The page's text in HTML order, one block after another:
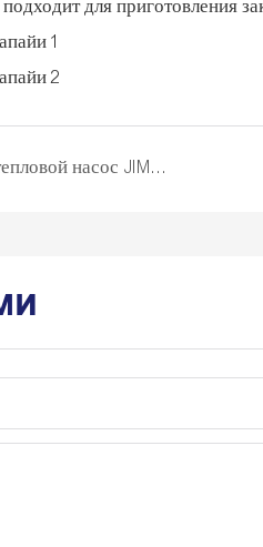
для приготовления
Откройте для себя тепловой насос JIMU VHT.